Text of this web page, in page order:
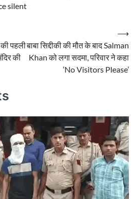
silent
पहली
की
बाबा सिद्दीकी की मौत के बाद Salman
Khan को लगा सदमा, परिवार ने कहा
‘No Visitors Please’
⟶